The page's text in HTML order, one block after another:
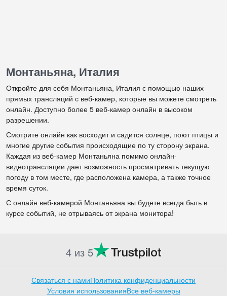
Монтаньяна, Италия
Откройте для себя Монтаньяна, Италия с помощью наших
прямых трансляций с веб-камер, которые вы можете смотреть
онлайн. Доступно более 5 веб-камер онлайн в высоком
разрешении.
Смотрите онлайн как восходит и садится солнце, поют птицы и
многие другие события происходящие по ту сторону экрана.
Каждая из веб-камер Монтаньяна помимо онлайн-
видеотрансляции дает возможность просматривать текущую
погоду в том месте, где расположена камера, а также точное
время суток.
С онлайн веб-камерой Монтаньяна вы будете всегда быть в
курсе событий, не отрываясь от экрана монитора!
4 из 5
Связаться с намиПолитика конфиденциальности
Условия использованияВсе веб-камеры